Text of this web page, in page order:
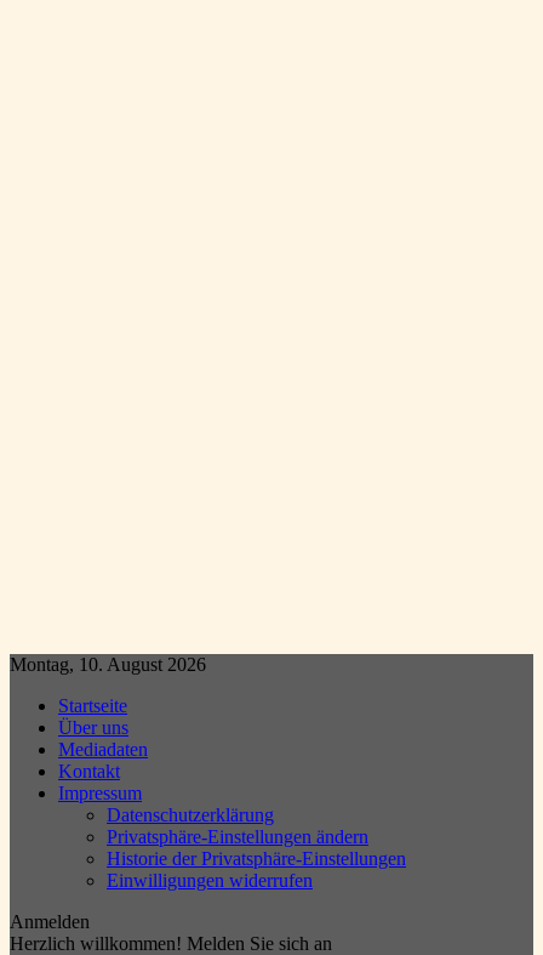
Montag, 10. August 2026
Startseite
Über uns
Mediadaten
Kontakt
Impressum
Datenschutzerklärung
Privatsphäre-Einstellungen ändern
Historie der Privatsphäre-Einstellungen
Einwilligungen widerrufen
Anmelden
Herzlich willkommen! Melden Sie sich an